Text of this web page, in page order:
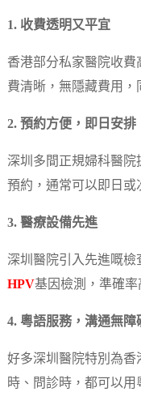
1. 收費透明又平宜
香港部分私家醫院收
費清晰，無隱藏費用，
2. 預約方便，即日安排
深圳多間正規婦科醫院
預約，通常可以即日或
3. 醫療設備先進
深圳醫院引入先進嘅檢
HPV基因檢測，準確率
4. 粵語服務，溝通無障
好多深圳醫院特別為香
時、問診時，都可以用